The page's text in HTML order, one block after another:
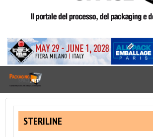
STERILINE